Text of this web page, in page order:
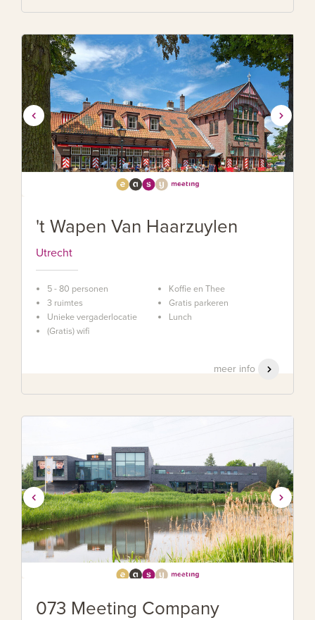
't Wapen Van Haarzuylen
Utrecht
5 - 80 personen
3 ruimtes
Unieke vergaderlocatie
(Gratis) wifi
Koffie en Thee
Gratis parkeren
Lunch
meer info
073 Meeting Company